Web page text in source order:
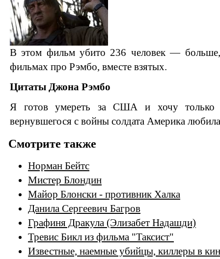
В этом фильм убито 236 человек —
фильмах про Рэмбо, вместе взятых.
Цитаты Джона Рэмбо
Я готов умереть за США и хочу только
вернувшегося с войны солдата Америка
Смотрите также
Норман Бейтс
Мистер Блондин
Майор Блонски - противник Халка
Данила Сергеевич Багров
Графиня Дракула (Элизабет Надашди)
Тревис Бикл из фильма "Таксист"
Известные, наемные убийцы, киллеры в